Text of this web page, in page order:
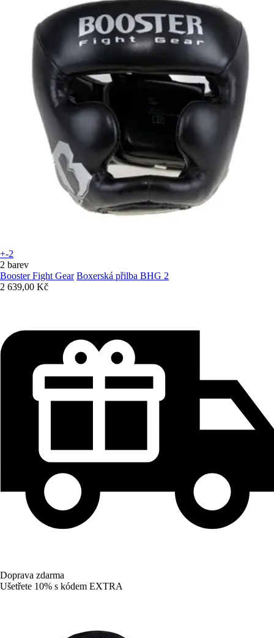
+-2
2 barev
Booster Fight Gear Boxerská přilba BHG 2
2 639,00 Kč
Doprava zdarma
Ušetřete 10% s kódem EXTRA